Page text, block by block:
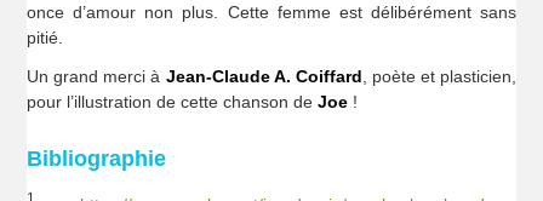
once d’amour non plus. Cette femme est délibérément sans
pitié.
Un grand merci à Jean-Claude A. Coiffard, poète et plasticien,
pour l’illustration de cette chanson deJoe !
Bibliographie
1